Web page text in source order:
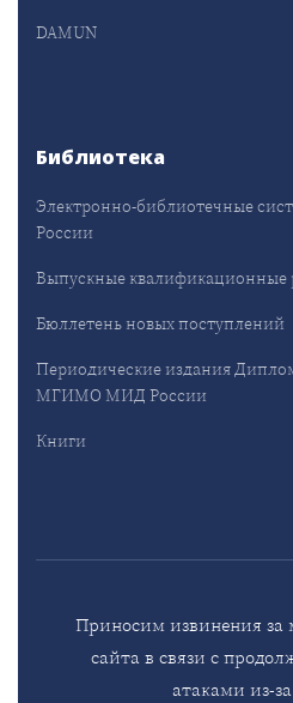
DAMUN
Библиотека
Электронно-библиотечные
России
Выпускные квалификационные
Бюллетень новых поступлений
Периодические издания
МГИМО МИД России
Книги
Приносим извинения за
сайта в связи с
атаками из-